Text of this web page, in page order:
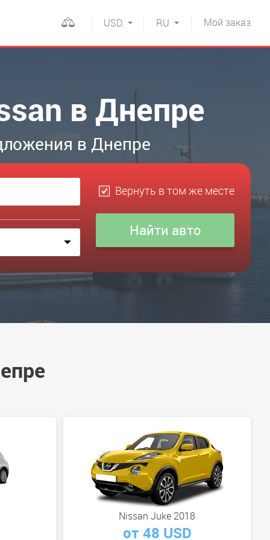
Мой заказ
RU
USD
в Днепре
в Днепре
Вернуть в том же месте
Nissan Juke 2018
от 48 USD